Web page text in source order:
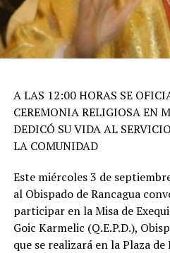
A LAS 12:00 HORAS SE
CEREMONIA RELIGIOSA EN
DEDICÓ SU VIDA AL
LA COMUNIDAD
Este miércoles 3 de
al Obispado de Rancagua
participar en la Misa de
Goic Karmelic (Q.E.P.D.),
que se realizará en la Plaza de